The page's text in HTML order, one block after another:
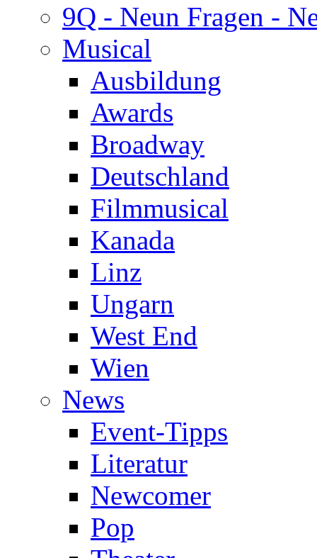
9Q - Neun Fragen -
Musical
Ausbildung
Awards
Broadway
Deutschland
Filmmusical
Kanada
Linz
Ungarn
West End
Wien
News
Event-Tipps
Literatur
Newcomer
Pop